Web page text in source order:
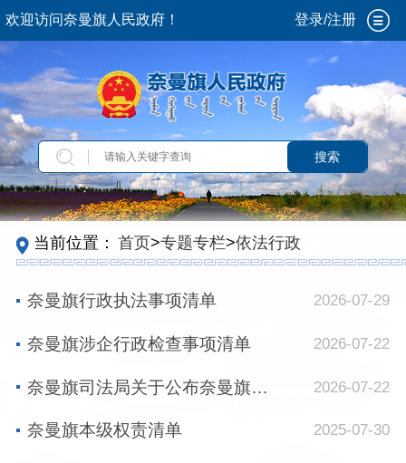
欢迎访问奈曼旗人民政府！ 登录/注册
搜索
当前位置： 首页>专题专栏>依法行政
奈曼旗行政执法事项清单 2026-07-29
奈曼旗涉企行政检查事项清单 2026-07-22
奈曼旗司法局关于公布奈曼旗行政执法主体的通知 2026-07-22
奈曼旗本级权责清单 2025-07-30